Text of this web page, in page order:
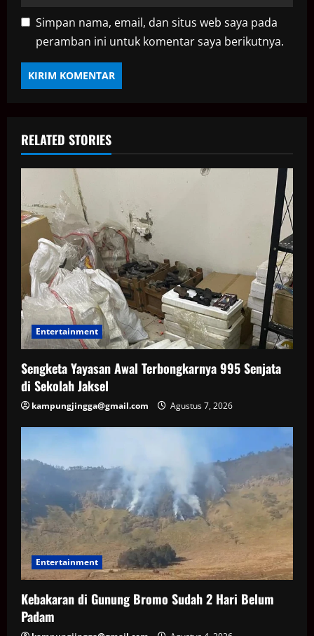
Simpan nama, email, dan situs web saya pada
peramban ini untuk komentar saya berikutnya.
RELATED STORIES
Entertainment
Sengketa Yayasan Awal Terbongkarnya 995 Senjata
di Sekolah Jaksel
kampungjingga@gmail.com Agustus 7, 2026
Entertainment
Kebakaran di Gunung Bromo Sudah 2 Hari Belum
Padam